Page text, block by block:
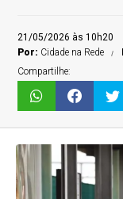
21/05/2026 às 10h20
Por: Cidade na Rede
Compartilhe: